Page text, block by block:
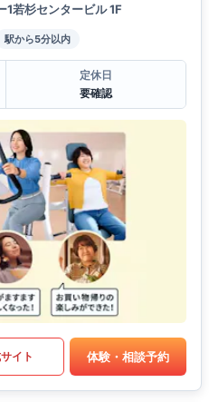
若杉センタービル 1F
駅から5分以内
定休日
要確認
イト 体験・相談予約